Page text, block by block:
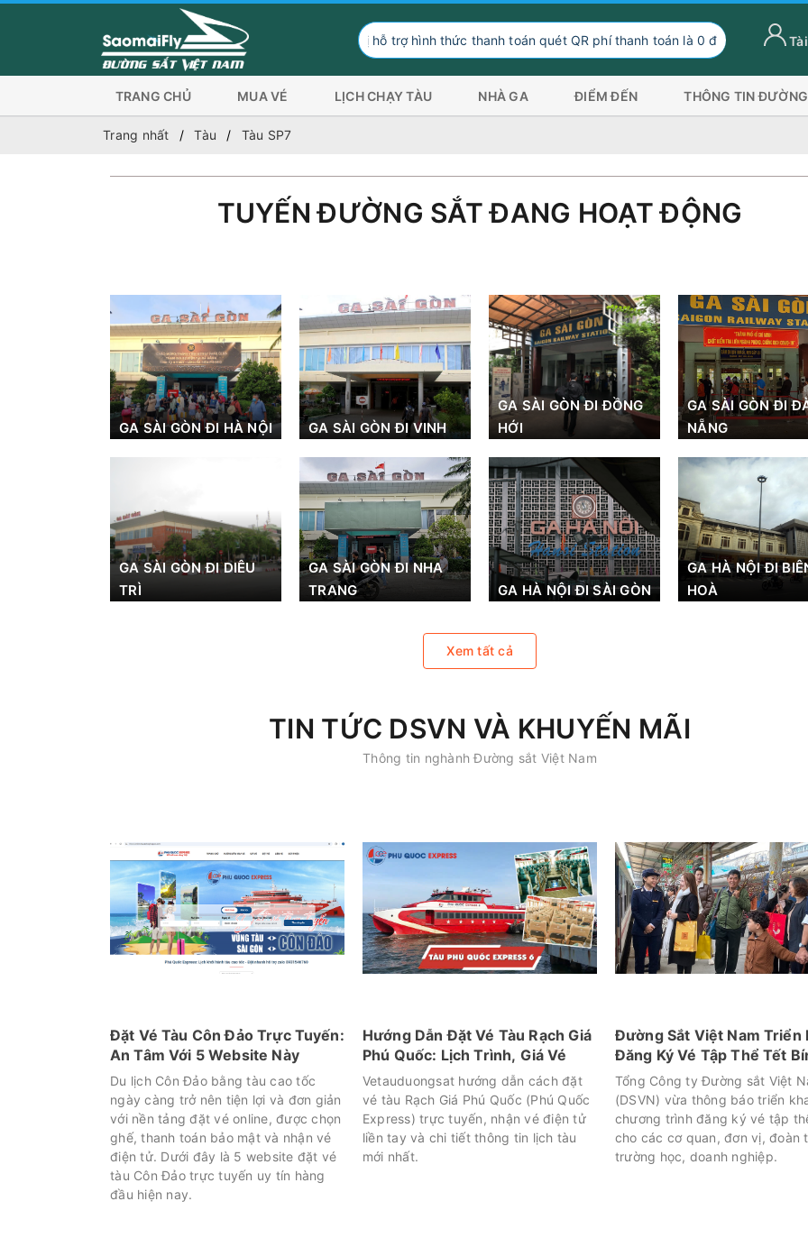
Đơn vị hỗ trợ hình thức thanh toán quét QR phí thanh toán là 0 đồng, ngoài hình thức
TRANG CHỦ MUA VÉ LỊCH CHẠY TÀU NHÀ GA ĐIỂM ĐẾN THÔNG TIN
Trang nhất Tàu Tàu SP7
TUYẾN ĐƯỜNG SẮT ĐANG HOẠT ĐỘNG
GA SÀI GÒN ĐI HÀ NỘI GA SÀI GÒN ĐI VINH
GA SÀI GÒN ĐI ĐỒNG
HỚI
GA SÀI GÒN ĐI
NẴNG
GA SÀI GÒN ĐI DIÊU
TRÌ
GA SÀI GÒN ĐI NHA
TRANG
GA HÀ NỘI ĐI SÀI GÒN
GA HÀ NỘI ĐI
HOÀ
Xem tất cả
TIN TỨC DSVN VÀ KHUYẾN MÃI
Thông tin nghành Đường sắt Việt Nam
Đặt Vé Tàu Côn Đảo Trực Tuyến:
An Tâm Với 5 Website Này
Du lịch Côn Đảo bằng tàu cao tốc
ngày càng trở nên tiện lợi và đơn giản
với nền tảng đặt vé online, được chọn
ghế, thanh toán bảo mật và nhận vé
điện tử. Dưới đây là 5 website đặt vé
tàu Côn Đảo trực tuyến uy tín hàng
đầu hiện nay.
Hướng Dẫn Đặt Vé Tàu Rạch Giá
Phú Quốc: Lịch Trình, Giá Vé
Vetauduongsat hướng dẫn cách đặt
vé tàu Rạch Giá Phú Quốc (Phú Quốc
Express) trực tuyến, nhận vé điện tử
liền tay và chi tiết thông tin lịch tàu
mới nhất.
Đường Sắt Việt Nam Triển
Đăng Ký Vé Tập Thể Tết
Ngọ 2026
Tổng Công ty Đường sắt Việt
(DSVN) vừa thông báo triển
chương trình đăng ký vé tập
cho các cơ quan, đơn vị, đoàn
trường học, doanh nghiệp.